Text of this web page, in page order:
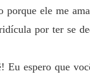
porque ele me
por ter se
espero que